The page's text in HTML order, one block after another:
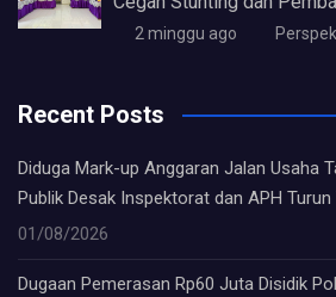
2 minggu ago
Recent Posts
Diduga Mark-up Anggaran Jalan Usaha
Publik Desak Inspektorat dan APH Turun
01/08/2026
Dugaan Pemerasan Rp60 Juta Disidik